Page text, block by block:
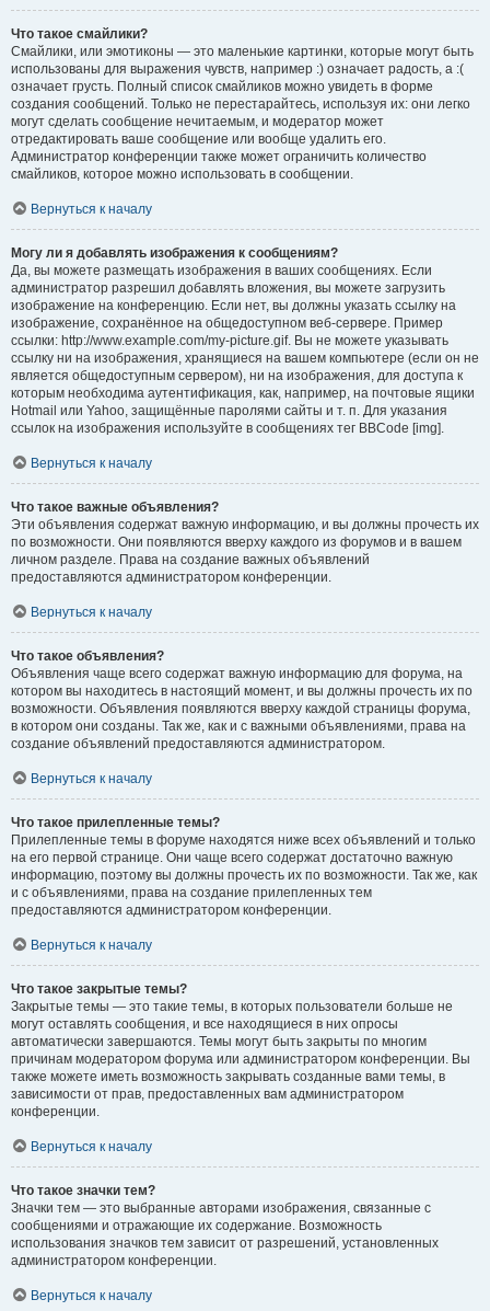
Что такое смайлики?
Смайлики, или эмотиконы — это маленькие картинки, которые могут быть
использованы для выражения чувств, например :) означает радость, а :(
означает грусть. Полный список смайликов можно увидеть в форме
создания сообщений. Только не перестарайтесь, используя их: они легко
могут сделать сообщение нечитаемым, и модератор может
отредактировать ваше сообщение или вообще удалить его.
Администратор конференции также может ограничить количество
смайликов, которое можно использовать в сообщении.
Вернуться к началу
Могу ли я добавлять изображения к сообщениям?
Да, вы можете размещать изображения в ваших сообщениях. Если
администратор разрешил добавлять вложения, вы можете загрузить
изображение на конференцию. Если нет, вы должны указать ссылку на
изображение, сохранённое на общедоступном веб-сервере. Пример
ссылки: http://www.example.com/my-picture.gif. Вы не можете указывать
ссылку ни на изображения, хранящиеся на вашем компьютере (если он не
является общедоступным сервером), ни на изображения, для доступа к
которым необходима аутентификация, как, например, на почтовые ящики
Hotmail или Yahoo, защищённые паролями сайты и т. п. Для указания
ссылок на изображения используйте в сообщениях тег BBCode [img].
Вернуться к началу
Что такое важные объявления?
Эти объявления содержат важную информацию, и вы должны прочесть их
по возможности. Они появляются вверху каждого из форумов и в вашем
личном разделе. Права на создание важных объявлений
предоставляются администратором конференции.
Вернуться к началу
Что такое объявления?
Объявления чаще всего содержат важную информацию для форума, на
котором вы находитесь в настоящий момент, и вы должны прочесть их по
возможности. Объявления появляются вверху каждой страницы форума,
в котором они созданы. Так же, как и с важными объявлениями, права на
создание объявлений предоставляются администратором.
Вернуться к началу
Что такое прилепленные темы?
Прилепленные темы в форуме находятся ниже всех объявлений и только
на его первой странице. Они чаще всего содержат достаточно важную
информацию, поэтому вы должны прочесть их по возможности. Так же, как
и с объявлениями, права на создание прилепленных тем
предоставляются администратором конференции.
Вернуться к началу
Что такое закрытые темы?
Закрытые темы — это такие темы, в которых пользователи больше не
могут оставлять сообщения, и все находящиеся в них опросы
автоматически завершаются. Темы могут быть закрыты по многим
причинам модератором форума или администратором конференции. Вы
также можете иметь возможность закрывать созданные вами темы, в
зависимости от прав, предоставленных вам администратором
конференции.
Вернуться к началу
Что такое значки тем?
Значки тем — это выбранные авторами изображения, связанные с
сообщениями и отражающие их содержание. Возможность
использования значков тем зависит от разрешений, установленных
администратором конференции.
Вернуться к началу